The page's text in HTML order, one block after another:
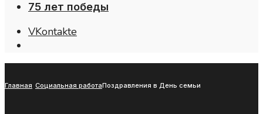
75 лет победы
VKontakte
Главная Социальная работаПоздравления в День семьи